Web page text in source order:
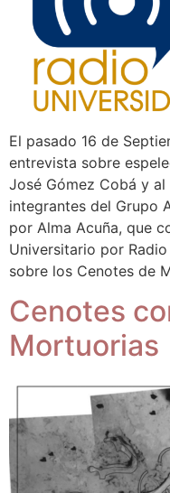
El pasado 16 de
entrevista sobre
José Gómez Cobá y
integrantes del Grupo
por Alma Acuña, que
Universitario por
sobre los Cenotes de
Cenotes
Mortuorias